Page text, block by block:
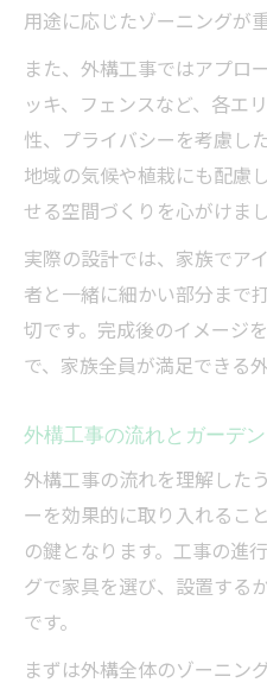
用途に応じたゾーニングが重
また、外構工事ではアプロ
ッキ、フェンスなど、各エ
性、プライバシーを考慮し
地域の気候や植栽にも配慮
せる空間づくりを心がけまし
実際の設計では、家族でア
者と一緒に細かい部分まで
切です。完成後のイメージ
で、家族全員が満足できる
外構工事の流れとガーデ
外構工事の流れを理解した
ーを効果的に取り入れるこ
の鍵となります。工事の進
グで家具を選び、設置する
です。
まずは外構全体のゾーニン